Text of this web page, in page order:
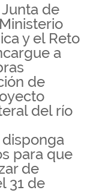
de
y el Reto
a
de
del río
para que
de
31 de